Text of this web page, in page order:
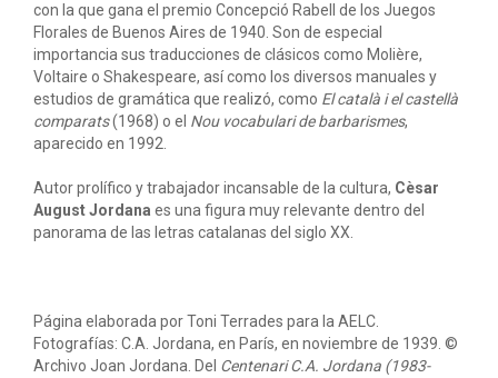
con la que gana el premio Concepció Rabell de los Juegos
Florales de Buenos Aires de 1940. Son de especial
importancia sus traducciones de clásicos como Molière,
Voltaire o Shakespeare, así como los diversos manuales y
estudios de gramática que realizó, como El català i el castellà
comparats(1968) o el Nou vocabulari de barbarismes,
aparecido en 1992
Autor prolífico y trabajador incansable de la cultura, Cèsar
August Jordana es una figura muy relevante dentro del
panorama de las letras catalanas del siglo XX.
Página elaborada por Toni Terrades para la AELC.
Fotografías: C.A. Jordana, en París, en noviembre de 1939. ©
Archivo Joan Jordana. Del Centenari C.A. Jordana (1983-